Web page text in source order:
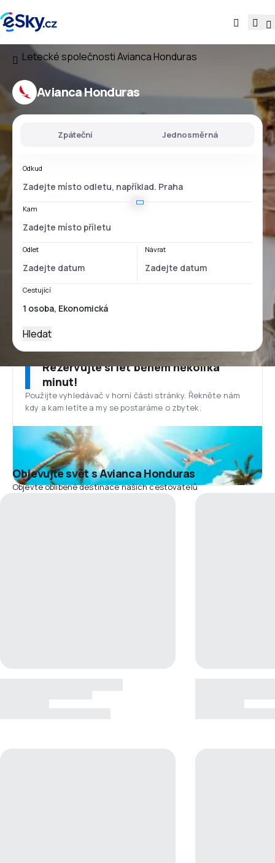
Letecké společnostiAvianca Honduras
Avianca Honduras
Zpáteční Jednosměrná
Odkud
Kam
Odlet Návrat
Cestující
Hledat
Rezervujte si let během několika
minut!
Použijte vyhledávač v horní části stránky. Řekněte nám
kdy a kam letíte a my se postaráme o zbytek.
Objevujte svět s Avianca Honduras
Objevte oblíbené destinace našich cestovatelů